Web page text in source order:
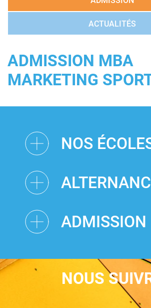
ACTUALITÉS
ADMISSION MBA
MARKETING
NOS
ADMISSION
NOUS